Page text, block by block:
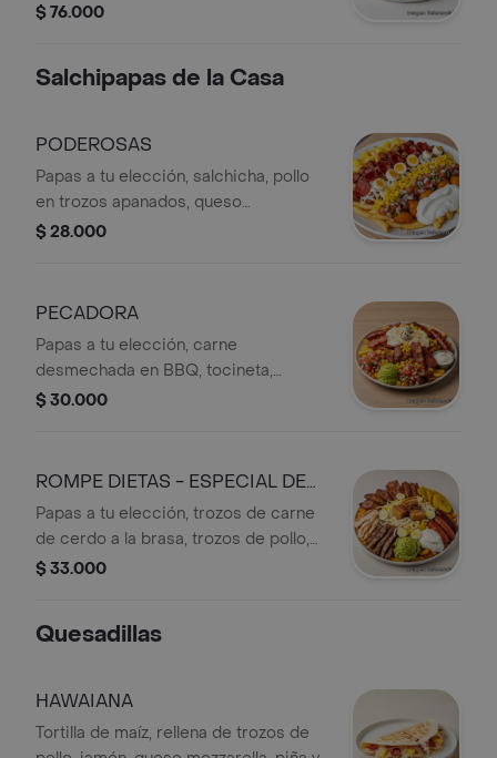
$ 76.000
Salchipapas de la Casa
PODEROSAS
Papas a tu elección, salchicha, pollo
en trozos apanados, queso
mozzarella, tocineta, chorizo, piña
de la casa
$ 28.000
PECADORA
Papas a tu elección, carne
desmechada en BBQ, tocineta,
chorizo, salchicha, queso mozzarella,
casa
$ 30.000
ROMPE DIETAS - ESPECIAL DE
LA CASA
Papas a tu elección, trozos de carne
de cerdo a la brasa, trozos de pollo,
chicharrón, maduritos, tocineta,
guacamole y sourcream de la casa
$ 33.000
Quesadillas
HAWAIANA
Tortilla de maíz, rellena de trozos de